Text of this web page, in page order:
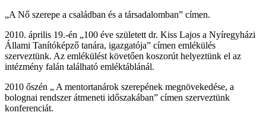
„A Nő szerepe a családban és a társadalomban” címen.
2010. április 19.-én „100 éve született dr. Kiss Lajos a Nyíregyházi
Állami Tanítóképző tanára, igazgatója” címen emlékülés
szerveztünk. Az emlékülést követően koszorút helyeztünk el az
intézmény falán található emléktáblánál.
2010 őszén „ A mentortanárok szerepének megnövekedése, a
bolognai rendszer átmeneti időszakában” címen szerveztünk
konferenciát.